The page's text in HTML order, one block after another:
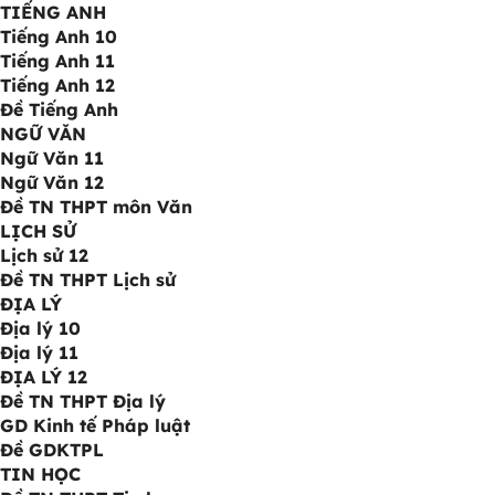
TIẾNG ANH
Tiếng Anh 10
Tiếng Anh 11
Tiếng Anh 12
Đề Tiếng Anh
NGỮ VĂN
Ngữ Văn 11
Ngữ Văn 12
Đề TN THPT môn Văn
LỊCH SỬ
Lịch sử 12
Đề TN THPT Lịch sử
ĐỊA LÝ
Địa lý 10
Địa lý 11
ĐỊA LÝ 12
Đề TN THPT Địa lý
GD Kinh tế Pháp luật
Đề GDKTPL
TIN HỌC